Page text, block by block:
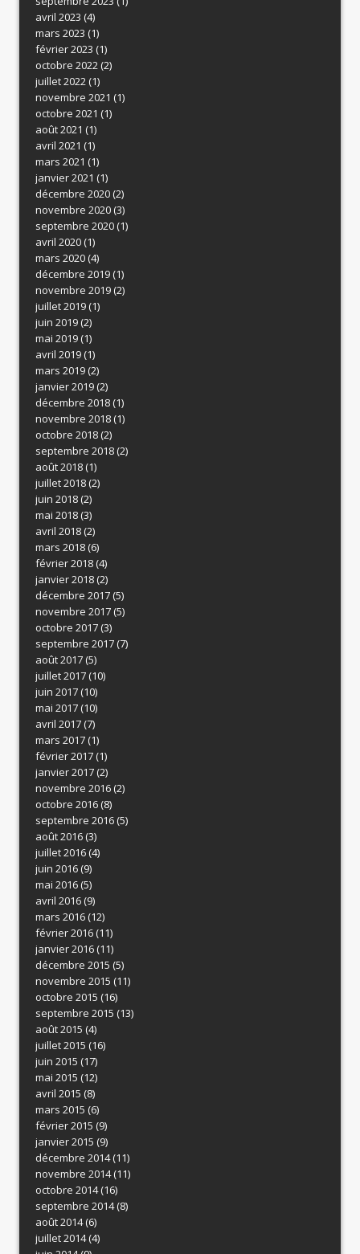
avril 2023 (4)
mars 2023 (1)
février 2023 (1)
octobre 2022(2)
juillet 2022(1)
novembre 2021 (1)
octobre 2021 (1)
août 2021 (1)
avril 2021 (1)
mars 2021 (1)
janvier 2021 (1)
décembre 2020(2)
novembre 2020(3)
septembre 2020(1)
avril 2020(1)
mars 2020(4)
décembre 2019(1)
novembre 2019(2)
juillet 2019(1)
juin 2019(2)
mai 2019(1)
avril 2019(1)
mars 2019(2)
janvier 2019(2)
décembre 2018(1)
novembre 2018(1)
octobre 2018(2)
septembre 2018(2)
août 2018(1)
juillet 2018(2)
juin 2018(2)
mai 2018(3)
avril 2018(2)
mars 2018(6)
février 2018(4)
janvier 2018(2)
décembre 2017(5)
novembre 2017(5)
octobre 2017(3)
septembre 2017(7)
août 2017(5)
juillet 2017(10)
juin 2017(10)
mai 2017(10)
avril 2017(7)
mars 2017(1)
février 2017(1)
janvier 2017(2)
novembre 2016(2)
octobre 2016(8)
septembre 2016(5)
août 2016(3)
juillet 2016(4)
juin 2016(9)
mai 2016(5)
avril 2016(9)
mars 2016(12)
février 2016(11)
janvier 2016(11)
décembre 2015 (5)
novembre 2015 (11)
octobre 2015 (16)
septembre 2015 (13)
août 2015 (4)
juillet 2015 (16)
juin 2015 (17)
mai 2015 (12)
avril 2015 (8)
mars 2015 (6)
février 2015 (9)
janvier 2015 (9)
décembre 2014(11)
novembre 2014(11)
octobre 2014(16)
septembre 2014(8)
août 2014(6)
juillet 2014(4)